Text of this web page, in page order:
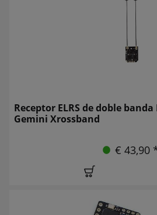
Receptor ELRS de doble
Gemini Xrossband
€ 43,90